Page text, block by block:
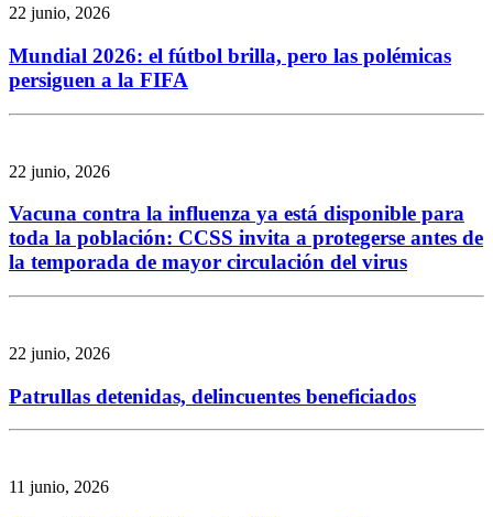
22 junio, 2026
Mundial 2026: el fútbol brilla, pero las polémicas
persiguen a la FIFA
22 junio, 2026
Vacuna contra la influenza ya está disponible para
toda la población: CCSS invita a protegerse antes de
la temporada de mayor circulación del virus
22 junio, 2026
Patrullas detenidas, delincuentes beneficiados
11 junio, 2026